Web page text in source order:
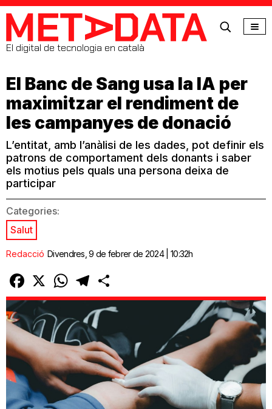
MetaData
El digital de tecnologia en català
El Banc de Sang usa la IA per
maximitzar el rendiment de
les campanyes de donació
L’entitat, amb l’anàlisi de les dades, pot definir els
patrons de comportament dels donants i saber
els motius pels quals una persona deixa de
participar
Categories:
Salut
Redacció Divendres, 9 de febrer de 2024 | 10:32h
Facebook
X WhatsAppTelegram